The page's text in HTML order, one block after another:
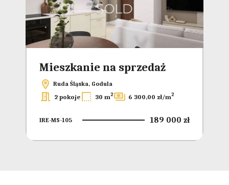
Mieszkanie na sprzedaż
Ruda Śląska, Godula
2 pokoje 30 m2 6 300,00 zł/m2
IRE-MS-105 189 000 zł